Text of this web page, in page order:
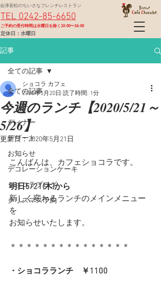
定休日：水曜日
TEL 0242-85-6650
会津若松のちいさなフレンチレストラン
​ご予約の受付時間は水曜日を除く10:00〜16:00
記事
全ての記事
ランチ
ディナー
デザート
お知らせ
デコレーションケーキ
ショコラブログ
クリスマス予約
全ての記事
今週のランチ【2020/5/21～
5/26】
ショコラ カフェ
2020年5月20日 読了時間: 1分
更新日：2020年5月21日
こんばんは、カフェショコラです。
明日5/21(木)から
新しく変わるランチのメインメニュー
を
お知らせいたします。
＊＊＊＊＊＊＊＊＊＊＊＊＊＊＊
・ショコラランチ　￥1100